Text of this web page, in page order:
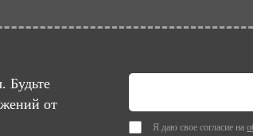
Будьте
от
Я даю свое согласие на